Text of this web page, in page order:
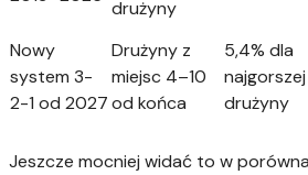
drużyny
Nowy
system 3-
2-1 od 2027
Drużyny z
miejsc 4–10
od końca
5,4% dla
najgorszej
drużyny
Jeszcze mocniej widać to w